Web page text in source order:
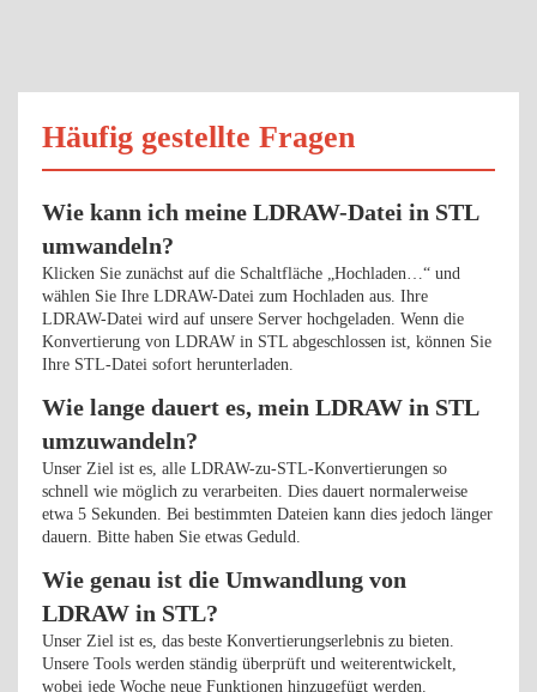
Häufig gestellte Fragen
Wie kann ich meine LDRAW-Datei in STL
umwandeln?
Klicken Sie zunächst auf die Schaltfläche „Hochladen…“ und
wählen Sie Ihre LDRAW-Datei zum Hochladen aus. Ihre
LDRAW-Datei wird auf unsere Server hochgeladen. Wenn die
Konvertierung von LDRAW in STL abgeschlossen ist, können Sie
Ihre STL-Datei sofort herunterladen.
Wie lange dauert es, mein LDRAW in STL
umzuwandeln?
Unser Ziel ist es, alle LDRAW-zu-STL-Konvertierungen so
schnell wie möglich zu verarbeiten. Dies dauert normalerweise
etwa 5 Sekunden. Bei bestimmten Dateien kann dies jedoch länger
dauern. Bitte haben Sie etwas Geduld.
Wie genau ist die Umwandlung von
LDRAW in STL?
Unser Ziel ist es, das beste Konvertierungserlebnis zu bieten.
Unsere Tools werden ständig überprüft und weiterentwickelt,
wobei jede Woche neue Funktionen hinzugefügt werden.